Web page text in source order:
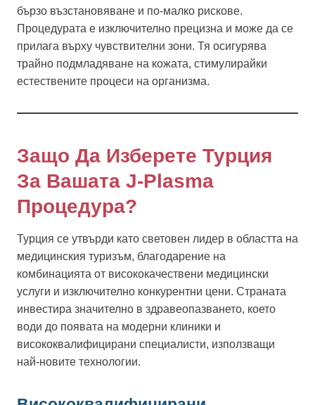
бързо възстановяване и по-малко рискове.
Процедурата е изключително прецизна и може да се
прилага върху чувствителни зони. Тя осигурява
трайно подмладяване на кожата, стимулирайки
естествените процеси на организма.
Защо Да Изберете Турция
За Вашата J-Plasma
Процедура?
Турция се утвърди като световен лидер в областта на
медицинския туризъм, благодарение на
комбинацията от висококачествени медицински
услуги и изключително конкурентни цени. Страната
инвестира значително в здравеопазването, което
води до появата на модерни клиники и
висококвалифицирани специалисти, използващи
най-новите технологии.